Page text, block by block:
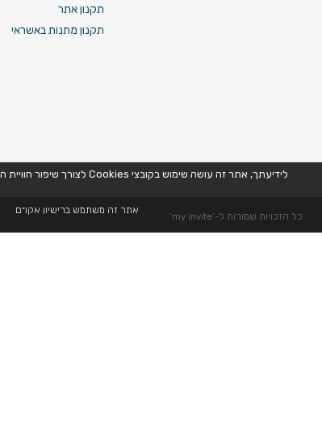
תקנון אתר
תקנון מתנות באשראי
לידיעתך, אתר זה עושה שימוש בקובצי Cookies לצורך שיפור חוויית הגלישה, ניתוח נתוני שימוש, והתאמת תוכן ופרסומות באופן אישי. המשך השימוש באתר מהווה הסכמה לשימוש זה, בהתאם למדיניות הפרטיות שלנו. למידע נוסף,
כל הזכויות שמורות ל-’my invite’
אתר זה משתמש ברישיון אקו״ם